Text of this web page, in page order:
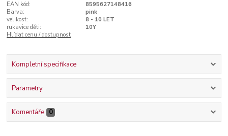
EAN kód:
8595627148416
Barva:
pink
velikost:
8 - 10 LET
rukavice děti:
10Y
Hlídat cenu / dostupnost
Kompletní specifikace
Parametry
Komentáře 0